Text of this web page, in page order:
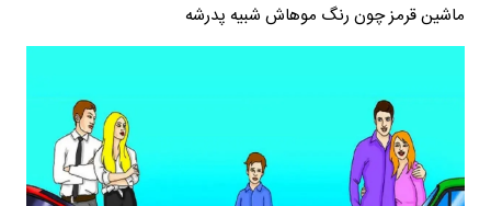
ماشین قرمز چون رنگ موهاش شبیه پدرشه